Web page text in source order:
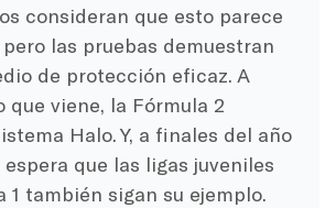
consideran que esto parece
las pruebas demuestran
de protección eficaz. A
que viene, la Fórmula 2
Halo. Y, a finales del año
espera que las ligas juveniles
1 también sigan su ejemplo.